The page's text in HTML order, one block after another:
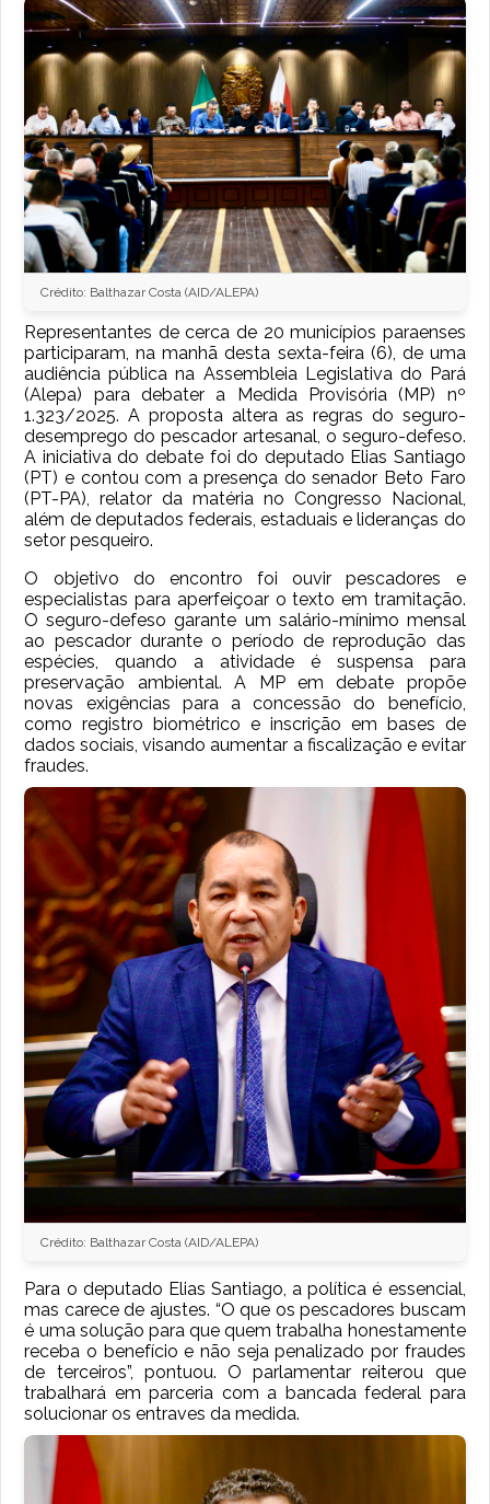
Crédito: Balthazar Costa (AID/ALEPA)
Representantes de cerca de 20 municípios paraenses
participaram, na manhã desta sexta-feira (6), de uma
audiência pública na Assembleia Legislativa do Pará
(Alepa) para debater a Medida Provisória (MP) nº
1.323/2025. A proposta altera as regras do seguro-
desemprego do pescador artesanal, o seguro-defeso.
A iniciativa do debate foi do deputado Elias Santiago
(PT) e contou com a presença do senador Beto Faro
(PT-PA), relator da matéria no Congresso Nacional,
além de deputados federais, estaduais e lideranças do
setor pesqueiro.
O objetivo do encontro foi ouvir pescadores e
especialistas para aperfeiçoar o texto em tramitação.
O seguro-defeso garante um salário-mínimo mensal
ao pescador durante o período de reprodução das
espécies, quando a atividade é suspensa para
preservação ambiental. A MP em debate propõe
novas exigências para a concessão do benefício,
como registro biométrico e inscrição em bases de
dados sociais, visando aumentar a fiscalização e evitar
fraudes.
Crédito: Balthazar Costa (AID/ALEPA)
Para o deputado Elias Santiago, a política é essencial,
mas carece de ajustes. “O que os pescadores buscam
é uma solução para que quem trabalha honestamente
receba o benefício e não seja penalizado por fraudes
de terceiros”, pontuou. O parlamentar reiterou que
trabalhará em parceria com a bancada federal para
solucionar os entraves da medida.